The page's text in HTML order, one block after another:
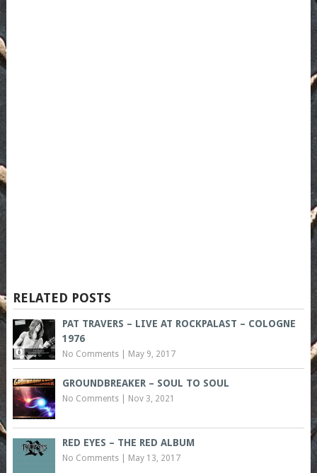
RELATED POSTS
PAT TRAVERS – LIVE AT ROCKPALAST – COLOGNE
1976
No Comments| May 9, 2017
GROUNDBREAKER – SOUL TO SOUL
No Comments| Nov 3, 2021
RED EYES – THE RED ALBUM
No Comments| May 13, 2017